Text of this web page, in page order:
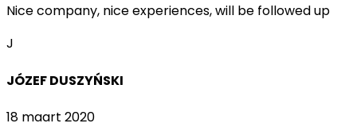
Nice company, nice experiences, will be followed up
J
JÓZEF DUSZYŃSKI
18 maart 2020